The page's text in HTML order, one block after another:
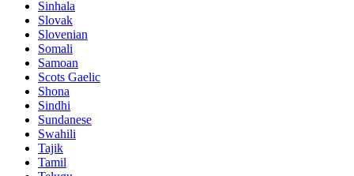
Sinhala
Slovak
Slovenian
Somali
Samoan
Scots Gaelic
Shona
Sindhi
Sundanese
Swahili
Tajik
Tamil